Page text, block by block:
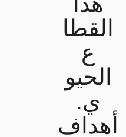
القطا
ع
الحيو
ي.
أهداف